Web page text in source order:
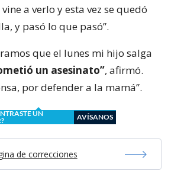
a verlo y esta vez se quedó
y pasó lo que pasó”.
que el lunes mi hijo salga
un asesinato”, afirmó.
por defender a la mamá”.
UN
AVÍSANOS
de correcciones